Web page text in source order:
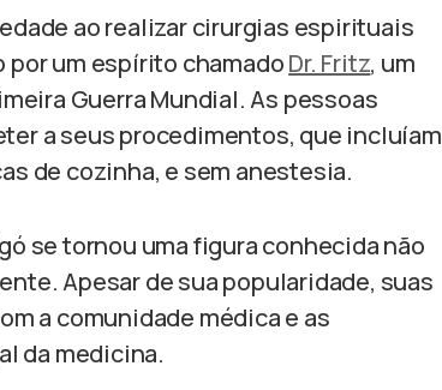
ao realizar cirurgias espirituais
por um espírito chamadoDr. Fritz, um
Guerra Mundial. As pessoas
a seus procedimentos, que incluíam
de cozinha, e sem anestesia.
se tornou uma figura conhecida não
Apesar de sua popularidade, suas
a comunidade médica e as
da medicina.